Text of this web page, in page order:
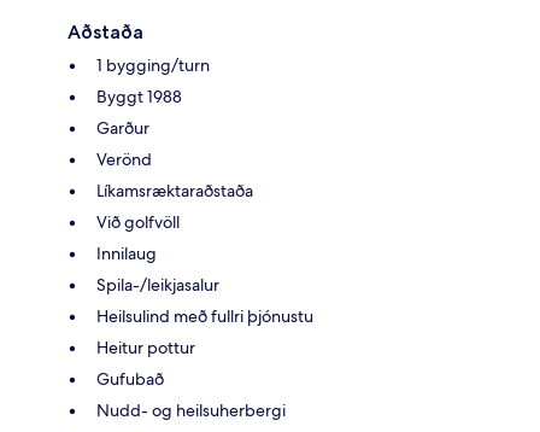
Aðstaða
1 bygging/turn
Byggt 1988
Garður
Verönd
Líkamsræktaraðstaða
Við golfvöll
Innilaug
Spila-/leikjasalur
Heilsulind með fullri þjónustu
Heitur pottur
Gufubað
Nudd- og heilsuherbergi